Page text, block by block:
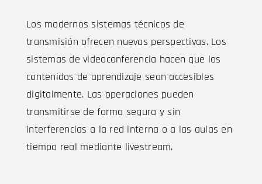
Los modernos sistemas técnicos de
transmisión ofrecen nuevas perspectivas. Los
sistemas de videoconferencia hacen que los
contenidos de aprendizaje sean accesibles
digitalmente. Las operaciones pueden
transmitirse de forma segura y sin
interferencias a la red interna o a las aulas en
tiempo real mediante livestream.